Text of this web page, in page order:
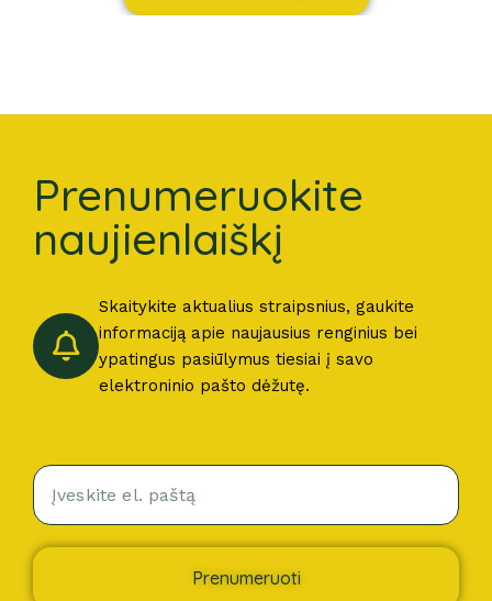
Prenumeruokite
naujienlaiškį
Skaitykite aktualius straipsnius, gaukite
informaciją apie naujausius renginius bei
ypatingus pasiūlymus tiesiai į savo
elektroninio pašto dėžutę.
Prenumeruoti